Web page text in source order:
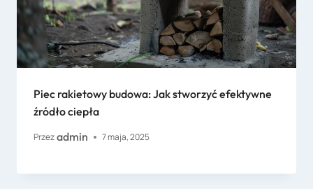
Piec rakietowy budowa: Jak stworzyć efektywne
źródło ciepła
Przezadmin 7 maja, 2025